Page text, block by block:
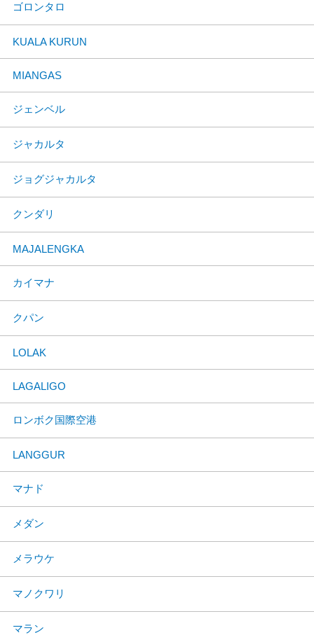
ゴロンタロ
KUALA KURUN
MIANGAS
ジェンベル
ジャカルタ
ジョグジャカルタ
クンダリ
MAJALENGKA
カイマナ
クパン
LOLAK
LAGALIGO
ロンボク国際空港
LANGGUR
マナド
メダン
メラウケ
マノクワリ
マラン